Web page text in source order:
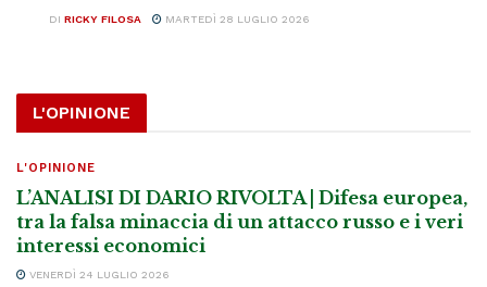
DI RICKY FILOSA MARTEDÌ 28 LUGLIO 2026
L'OPINIONE
L'OPINIONE
L’ANALISI DI DARIO RIVOLTA | Difesa europea,
tra la falsa minaccia di un attacco russo e i veri
interessi economici
VENERDÌ 24 LUGLIO 2026